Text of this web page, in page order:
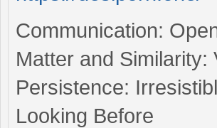
Communication:
Matter and
Persistence:
Looking Before